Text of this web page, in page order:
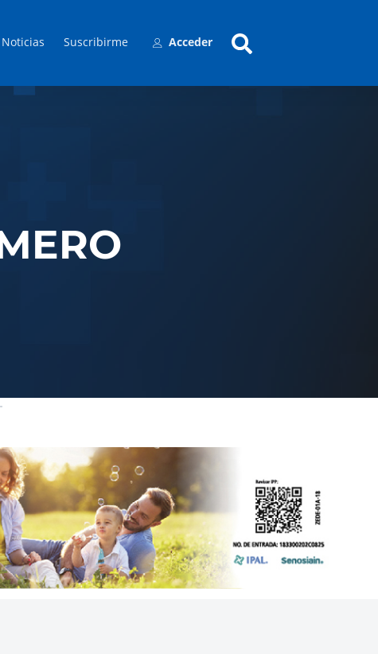
Noticias Suscribirme Acceder